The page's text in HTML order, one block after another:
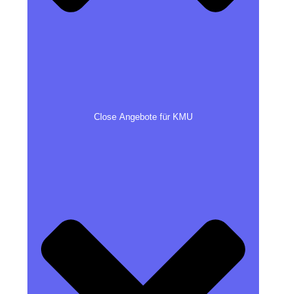
Close Angebote für KMU